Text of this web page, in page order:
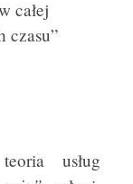
całej
czasu”
usług